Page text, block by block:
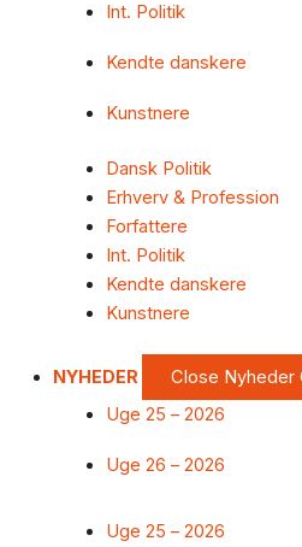
Int. Politik
Kendte danskere
Kunstnere
Dansk Politik
Erhverv & Profession
Forfattere
Int. Politik
Kendte danskere
Kunstnere
NYHEDER Close Nyheder
Uge 25 – 2026
Uge 26 – 2026
Uge 25 – 2026